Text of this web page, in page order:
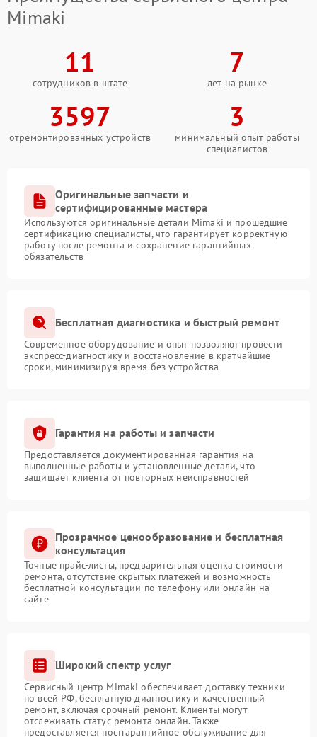
Mimaki
11
сотрудников в штате
7
лет на рынке
3597
отремонтированных устройств
3
минимальный опыт работы
специалистов
Оригинальные запчасти и
сертифицированные мастера
Используются оригинальные детали Mimaki и прошедшие
сертификацию специалисты, что гарантирует корректную
работу после ремонта и сохранение гарантийных
обязательств
Бесплатная диагностика и быстрый ремонт
Современное оборудование и опыт позволяют провести
экспресс-диагностику и восстановление в кратчайшие
сроки, минимизируя время без устройства
Гарантия на работы и запчасти
Предоставляется документированная гарантия на
выполненные работы и установленные детали, что
защищает клиента от повторных неисправностей
Прозрачное ценообразование и бесплатная
консультация
Точные прайс-листы, предварительная оценка стоимости
ремонта, отсутствие скрытых платежей и возможность
бесплатной консультации по телефону или онлайн на
сайте
Широкий спектр услуг
Сервисный центр Mimaki обеспечивает доставку техники
по всей РФ, бесплатную диагностику и качественный
ремонт, включая срочный ремонт. Клиенты могут
отслеживать статус ремонта онлайн. Также
предоставляется постгарантийное обслуживание для